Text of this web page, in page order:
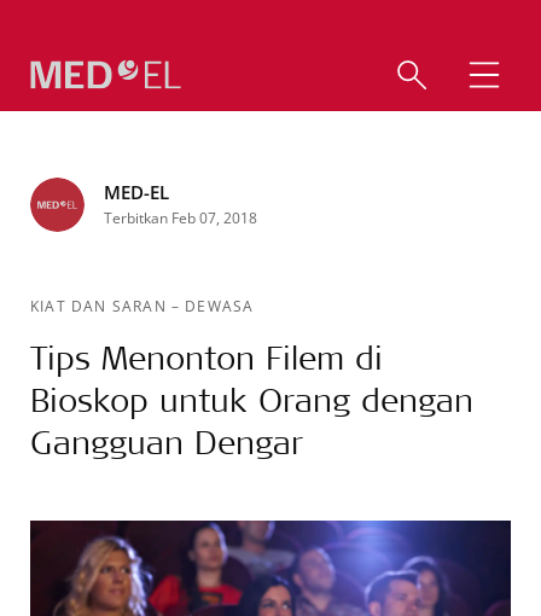
MED-EL
Terbitkan Feb 07, 2018
KIAT DAN SARAN – DEWASA
Tips Menonton Filem di
Bioskop untuk Orang dengan
Gangguan Dengar